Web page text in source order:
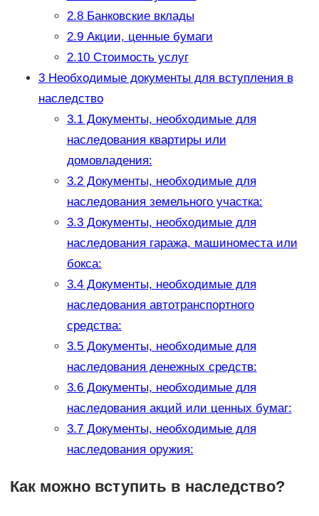
2.8Банковские вклады
2.9Акции, ценные бумаги
2.10Стоимость услуг
3Необходимые документы для вступления в
наследство
3.1Документы, необходимые для
наследования квартиры или
домовладения:
3.2Документы, необходимые для
наследования земельного участка:
3.3Документы, необходимые для
наследования гаража, машиноместа или
бокса:
3.4Документы, необходимые для
наследования автотранспортного
средства:
3.5Документы, необходимые для
наследования денежных средств:
3.6Документы, необходимые для
наследования акций или ценных бумаг:
3.7Документы, необходимые для
наследования оружия:
Как можно вступить в наследство?